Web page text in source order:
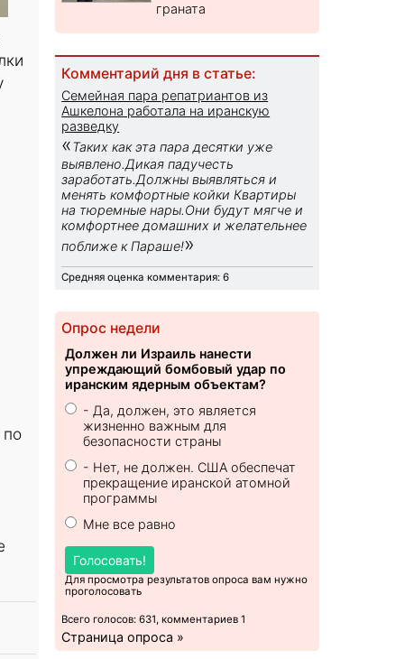
по
граната
Комментарий дня в статье:
Семейная пара репатриантов из
Ашкелона работала на иранскую
разведку
«Таких как эта пара десятки уже
выявлено.Дикая падучесть
заработать.Должны выявляться и
менять комфортные койки Квартиры
на тюремные нары.Они будут мягче и
комфортнее домашних и желательнее
поближе к Параше!»
Средняя оценка комментария: 6
Опрос недели
Должен ли Израиль нанести
упреждающий бомбовый удар по
иранским ядерным объектам?
- Да, должен, это является
жизненно важным для
безопасности страны
- Нет, не должен. США обеспечат
прекращение иранской атомной
программы
Мне все равно
Голосовать!
Для просмотра результатов опроса вам нужно
проголосовать
Всего голосов: 631, комментариев 1
Страница опроса »